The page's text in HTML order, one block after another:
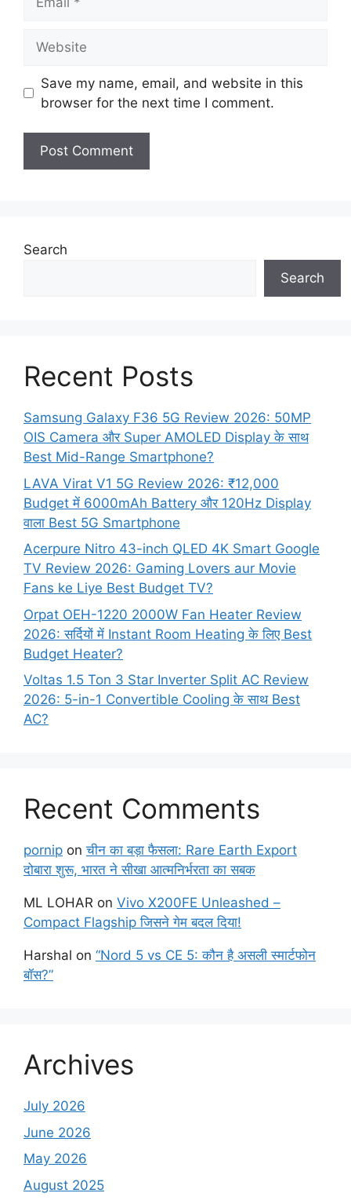
Save my name, email, and website in this
browser for the next time I comment.
Search
Search
Recent Posts
Samsung Galaxy F36 5G Review 2026: 50MP
OIS Camera और Super AMOLED Display के साथ
Best Mid-Range Smartphone?
LAVA Virat V1 5G Review 2026: ₹12,000
Budget में 6000mAh Battery और 120Hz Display
वाला Best 5G Smartphone
Acerpure Nitro 43-inch QLED 4K Smart Google
TV Review 2026: Gaming Lovers aur Movie
Fans ke Liye Best Budget TV?
Orpat OEH-1220 2000W Fan Heater Review
2026: सर्दियों में Instant Room Heating के लिए Best
Budget Heater?
Voltas 1.5 Ton 3 Star Inverter Split AC Review
2026: 5-in-1 Convertible Cooling के साथ Best
AC?
Recent Comments
pornip onचीन का बड़ा फैसला: Rare Earth Export
दोबारा शुरू, भारत ने सीखा आत्मनिर्भरता का सबक
ML LOHAR on Vivo X200FE Unleashed –
Compact Flagship जिसने गेम बदल दिया!
Harshal on “Nord 5 vs CE 5: कौन है असली स्मार्टफोन
बॉस?”
Archives
July 2026
June 2026
May 2026
August 2025